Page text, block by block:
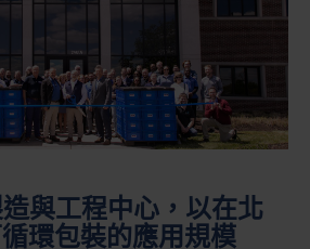
與工程中心，以在北
環包裝的應用規模